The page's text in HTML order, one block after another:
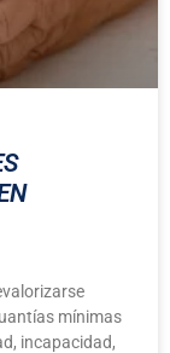
mínimas
incapacidad,